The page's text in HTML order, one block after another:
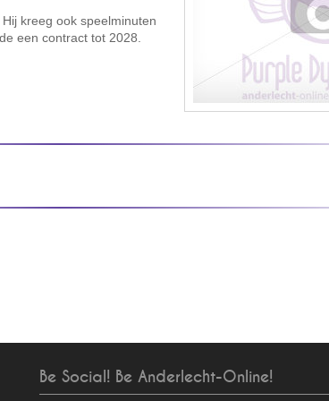
kreeg ook speelminuten
een contract tot 2028.
Be Social! Be Anderlecht-Online!